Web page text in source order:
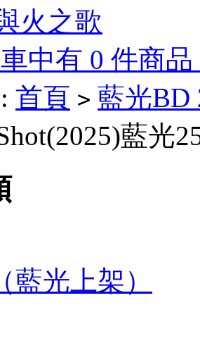
火之歌
中有 0 件商
首頁 > 藍光
藍光
藍光上架）